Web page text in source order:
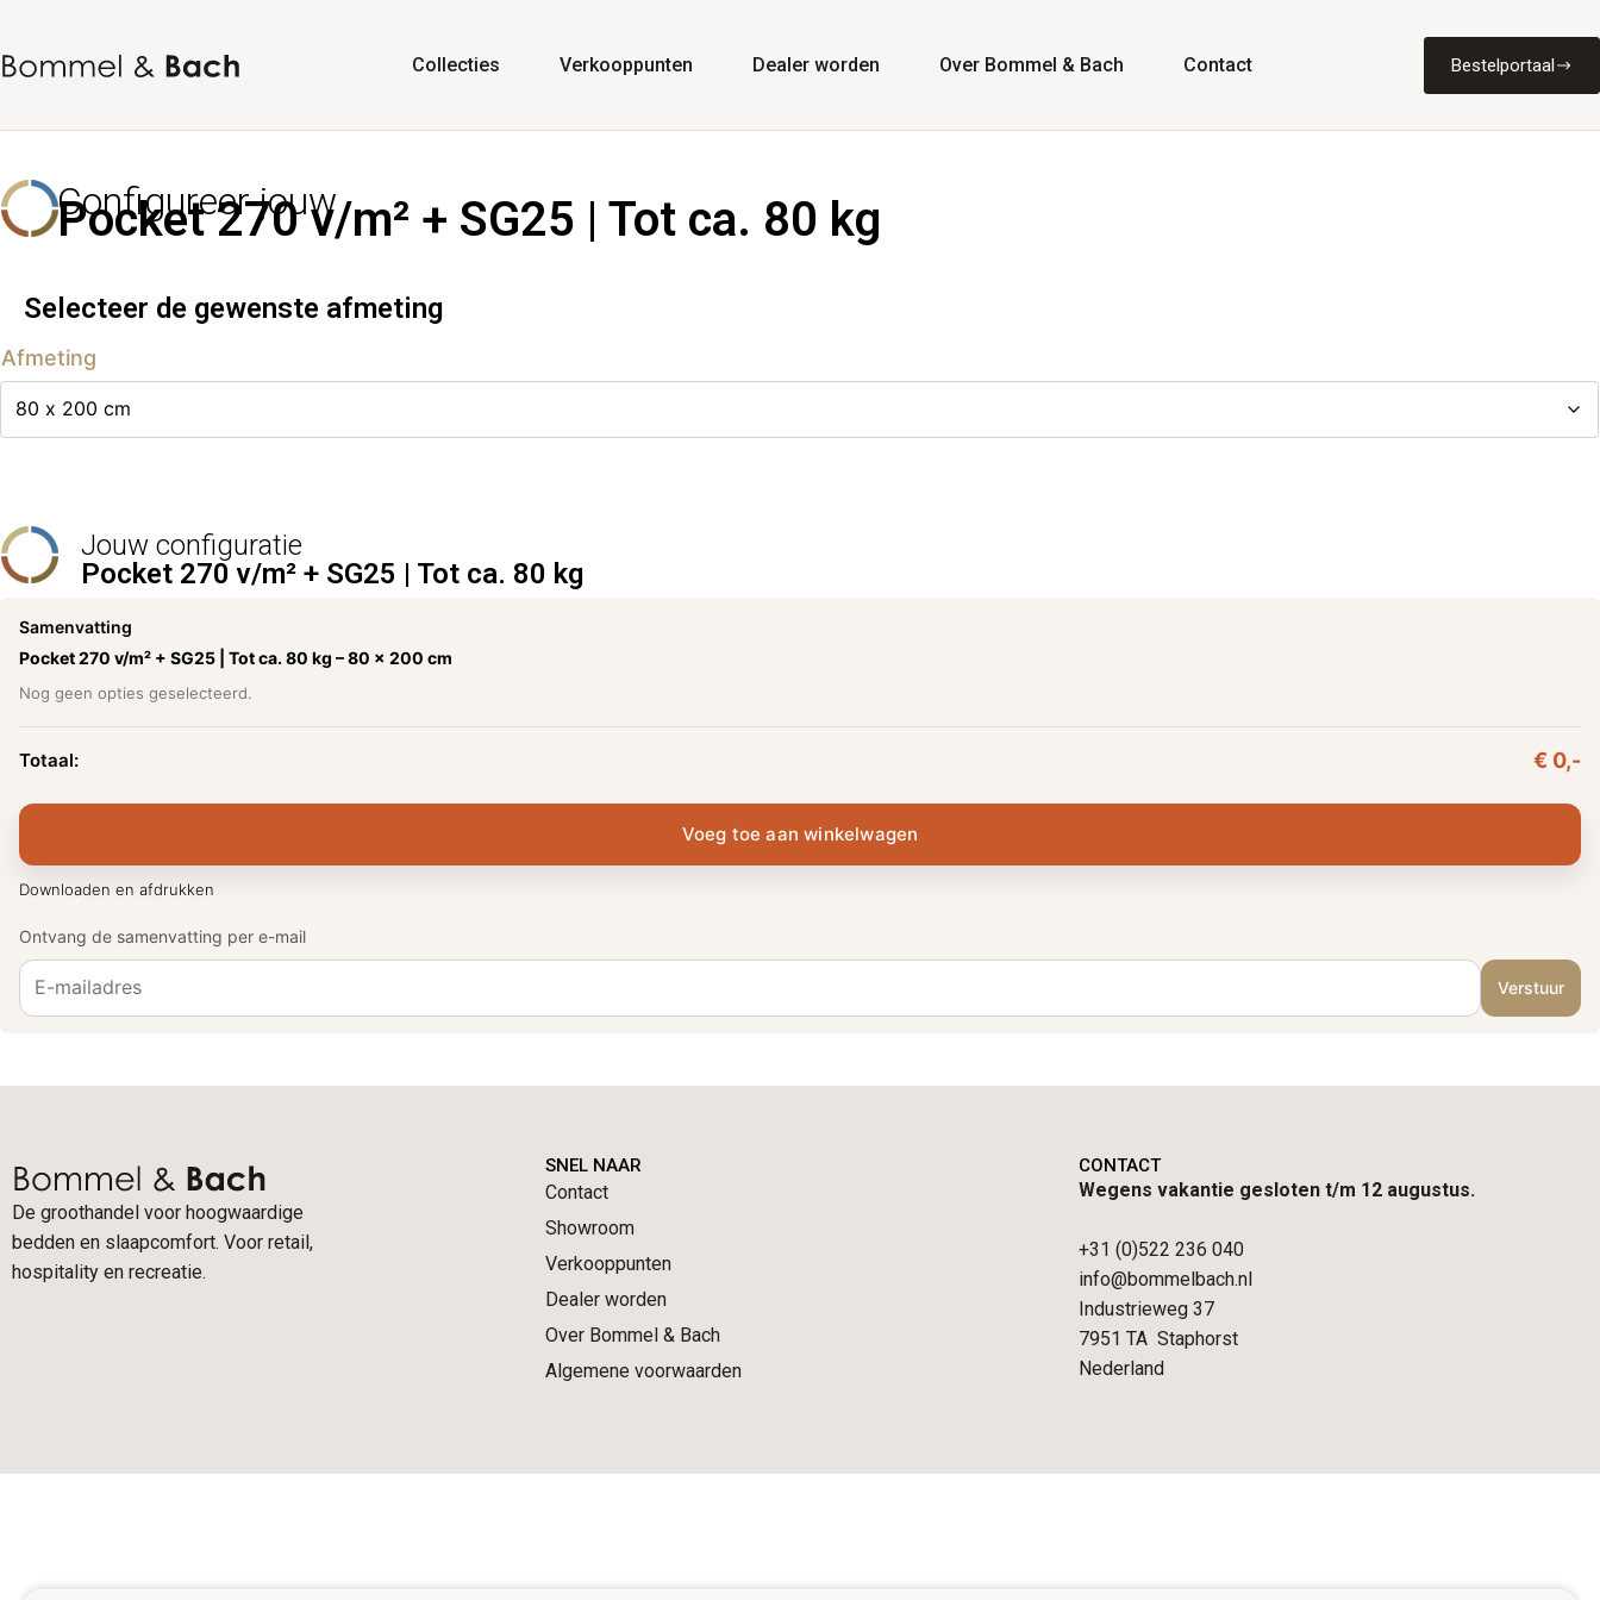
Collecties Verkooppunten Dealer worden Over Bommel & Bach Contact Bestelportaal
Configureer jouw
Pocket 270 v/m² + SG25 | Tot ca. 80 kg
Selecteer de gewenste afmeting
Afmeting
Jouw configuratie
Pocket 270 v/m² + SG25 | Tot ca. 80 kg
Samenvatting
Pocket 270 v/m² + SG25 | Tot ca. 80 kg –80 x 200 cm
Nog geen opties geselecteerd.
Totaal: € 0,-
Voeg toe aan winkelwagen
Downloaden en afdrukken
Ontvang de samenvatting per e-mail
Verstuur
De groothandel voor hoogwaardige
bedden en slaapcomfort. Voor retail,
hospitality en recreatie.
SNEL NAAR
Contact
Showroom
Verkooppunten
Dealer worden
Over Bommel & Bach
Algemene voorwaarden
CONTACT
Wegens vakantie gesloten t/m 12 augustus.
+31 (0)522 236 040
info@bommelbach.nl
Industrieweg 37
7951 TA Staphorst
Nederland